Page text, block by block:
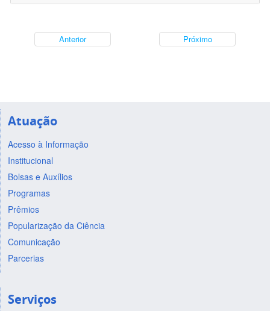
Anterior Próximo
Atuação
Acesso à Informação
Institucional
Bolsas e Auxílios
Programas
Prêmios
Popularização da Ciência
Comunicação
Parcerias
Serviços